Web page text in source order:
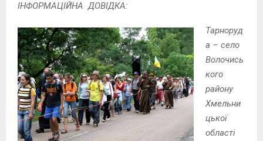
ІНФОРМАЦІЙНА ДОВІДКА:
Тарноруд
а – село
Волочись
кого
району
Хмельни
цької
області